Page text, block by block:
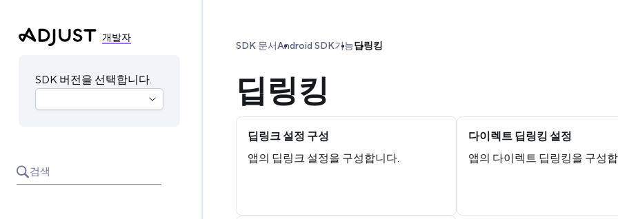
개발자
SDK 버전을 선택합니다.
검색
SDK 문서Android SDK기능딥링킹
딥링킹
딥링크 설정 구성
앱의 딥링크 설정을 구성합니다.
다이렉트 딥링킹 설정
앱의 다이렉트 딥링킹을 구성